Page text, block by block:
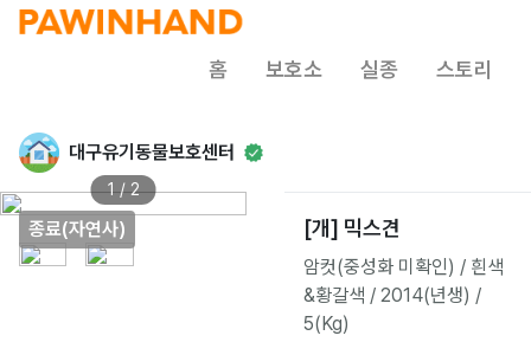
홈 보호소 실종 스토리
대구유기동물보호센터
종료(자연사)
1 / 2
[개] 믹스견
암컷(중성화 미확인) / 흰색
&황갈색 / 2014(년생) /
5(Kg)